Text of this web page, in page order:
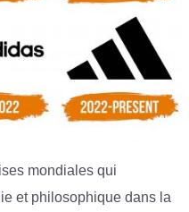
mondiales qui
et philosophique dans la